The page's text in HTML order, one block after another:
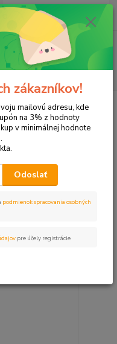
Menu
Hľadať
ks
za 0,00 EUR
Packard
HP DeskJet
z 4
zákazníkov!
mailovú adresu, kde
na 3% z hodnoty
v minimálnej hodnote
Odoslať
podmienok spracovania osobných
pre účely registrácie.